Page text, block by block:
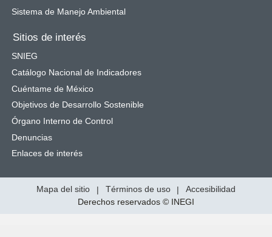
Sistema de Manejo Ambiental
Sitios de interés
SNIEG
Catálogo Nacional de Indicadores
Cuéntame de México
Objetivos de Desarrollo Sostenible
Órgano Interno de Control
Denuncias
Enlaces de interés
Mapa del sitio | Términos de uso |
Accesibilidad
Derechos reservados © INEGI